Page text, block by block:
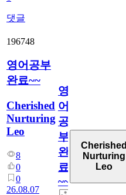
댓글
196748
영어공부
완료~~
Cherished
Nurturing
Leo
8
0
0
26.08.07
영
어
공
부
완
료
~~
Cherished
Nurturing
Leo